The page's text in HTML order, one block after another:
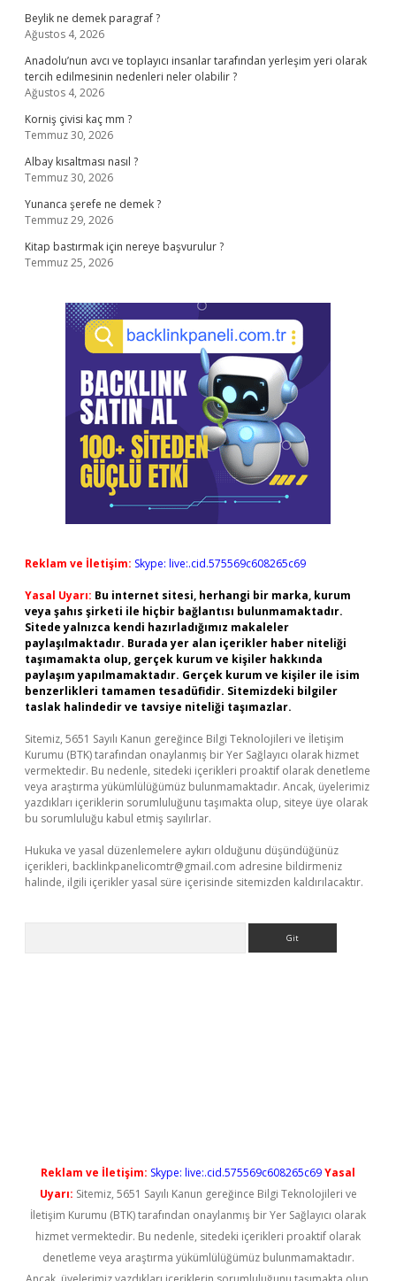
Beylik ne demek paragraf ?
Ağustos 4, 2026
Anadolu’nun avcı ve toplayıcı insanlar tarafından yerleşim yeri olarak
tercih edilmesinin nedenleri neler olabilir ?
Ağustos 4, 2026
Korniş çivisi kaç mm ?
Temmuz 30, 2026
Albay kısaltması nasıl ?
Temmuz 30, 2026
Yunanca şerefe ne demek ?
Temmuz 29, 2026
Kitap bastırmak için nereye başvurulur ?
Temmuz 25, 2026
Reklam ve İletişim: Skype: live:.cid.575569c608265c69
Yasal Uyarı: Bu internet sitesi, herhangi bir marka, kurum
veya şahıs şirketi ile hiçbir bağlantısı bulunmamaktadır.
Sitede yalnızca kendi hazırladığımız makaleler
paylaşılmaktadır. Burada yer alan içerikler haber niteliği
taşımamakta olup, gerçek kurum ve kişiler hakkında
paylaşım yapılmamaktadır. Gerçek kurum ve kişiler ile isim
benzerlikleri tamamen tesadüfidir. Sitemizdeki bilgiler
taslak halindedir ve tavsiye niteliği taşımazlar.
Sitemiz, 5651 Sayılı Kanun gereğince Bilgi Teknolojileri ve İletişim
Kurumu (BTK) tarafından onaylanmış bir Yer Sağlayıcı olarak hizmet
vermektedir. Bu nedenle, sitedeki içerikleri proaktif olarak denetleme
veya araştırma yükümlülüğümüz bulunmamaktadır. Ancak, üyelerimiz
yazdıkları içeriklerin sorumluluğunu taşımakta olup, siteye üye olarak
bu sorumluluğu kabul etmiş sayılırlar.
Hukuka ve yasal düzenlemelere aykırı olduğunu düşündüğünüz
içerikleri, backlinkpanelicomtr@gmail.com adresine bildirmeniz
halinde, ilgili içerikler yasal süre içerisinde sitemizden kaldırılacaktır.
Reklam ve İletişim: Skype: live:.cid.575569c608265c69Yasal
Uyarı: Sitemiz, 5651 Sayılı Kanun gereğince Bilgi Teknolojileri ve
İletişim Kurumu (BTK) tarafından onaylanmış bir Yer Sağlayıcı olarak
hizmet vermektedir. Bu nedenle, sitedeki içerikleri proaktif olarak
denetleme veya araştırma yükümlülüğümüz bulunmamaktadır.